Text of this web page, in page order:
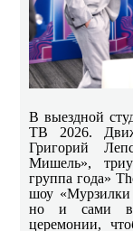
В выездной
ТВ 2026.
Григорий
Мишель»,
группа года»
шоу
но и сами
церемонии,